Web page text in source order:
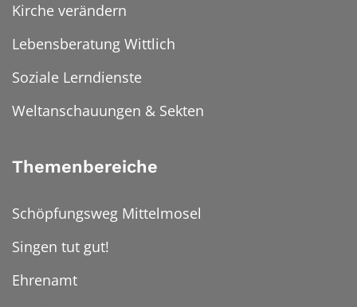
Kirche verändern
Lebensberatung Wittlich
Soziale Lerndienste
Weltanschauungen & Sekten
Themenbereiche
Schöpfungsweg Mittelmosel
Singen tut gut!
Ehrenamt